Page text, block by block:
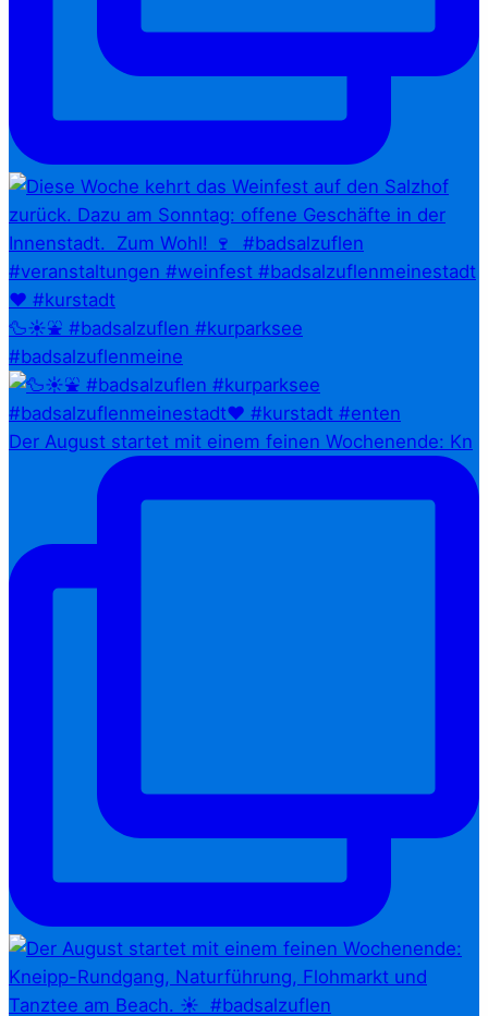
🦆☀️⛲ #badsalzuflen #kurparksee
#badsalzuflenmeine
Der August startet mit einem feinen Wochenende: Kn